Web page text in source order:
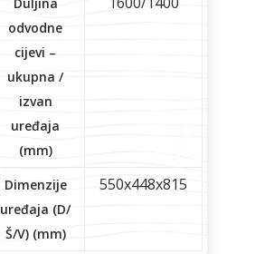
odvodne
cijevi –
ukupna /
izvan
uređaja
(mm)
Dimenzije
uređaja (D/
Š/V) (mm)
550x448x815